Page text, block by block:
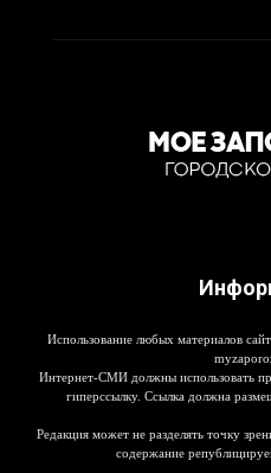
Использование любых материалов
Интернет-СМИ должны использовать
гиперссылку. Ссылка должна
Редакция может не разделять точку
содержание